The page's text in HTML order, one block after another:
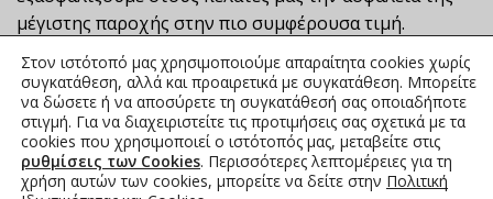
μέγιστης παροχής στην πιο συμφέρουσα τιμή.
Στον ιστότοπό μας χρησιμοποιούμε απαραίτητα cookies χωρίς
συγκατάθεση, αλλά και προαιρετικά με συγκατάθεση. Μπορείτε
να δώσετε ή να αποσύρετε τη συγκατάθεσή σας οποιαδήποτε
στιγμή. Για να διαχειριστείτε τις προτιμήσεις σας σχετικά με τα
cookies που χρησιμοποιεί ο ιστότοπός μας, μεταβείτε στις
ρυθμίσεις των Cookies. Περισσότερες λεπτομέρειες για τη
χρήση αυτών των cookies, μπορείτε να δείτε στην Πολιτική